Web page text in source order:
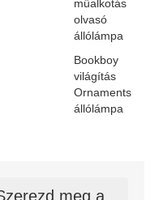
műalkotás
olvasó
állólámpa
Bookboy
világítás
Ornaments
állólámpa
meg a